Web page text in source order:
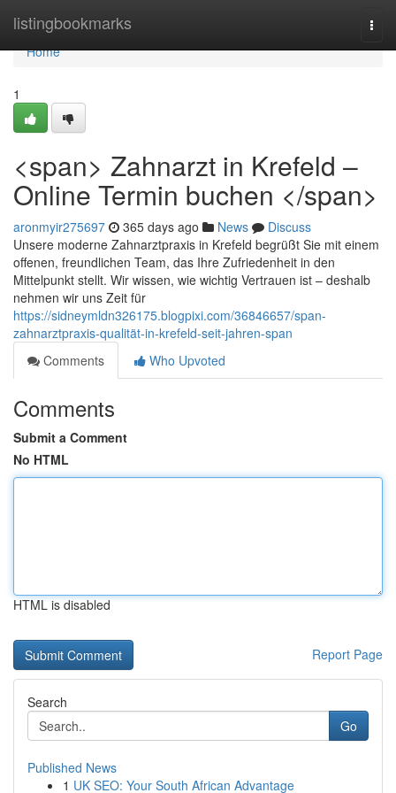
listingbookmarks
Home
Home
1
<span> Zahnarzt in Krefeld –
Online Termin buchen </span>
aronmyir275697 365 days ago News
Discuss
Unsere moderne Zahnarztpraxis in Krefeld begrüßt Sie mit einem
offenen, freundlichen Team, das Ihre Zufriedenheit in den
Mittelpunkt stellt. Wir wissen, wie wichtig Vertrauen ist – deshalb
nehmen wir uns Zeit für
https://sidneymldn326175.blogpixi.com/36846657/span-
zahnarztpraxis-qualität-in-krefeld-seit-jahren-span
Comments
Who Upvoted
Comments
Submit a Comment
No HTML
HTML is disabled
Report Page
Search
Go
Published News
1 UK SEO: Your South African Advantage